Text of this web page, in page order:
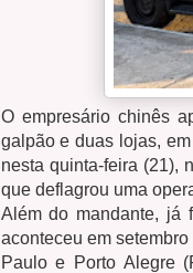
O empresário chinês
galpão e duas lojas,
nesta quinta-feira (21),
que deflagrou uma
Além do mandante, já
aconteceu em
Paulo e Porto Alegre